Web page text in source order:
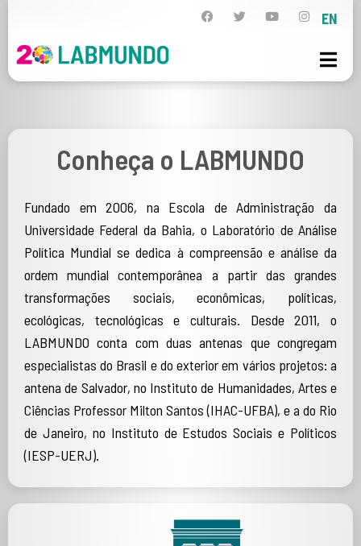
EN
Conheça o LABMUNDO
Fundado em 2006, na Escola de Administração da
Universidade Federal da Bahia, o Laboratório de Análise
Política Mundial se dedica à compreensão e análise da
ordem mundial contemporânea a partir das grandes
transformações sociais, econômicas, políticas,
ecológicas, tecnológicas e culturais. Desde 2011, o
LABMUNDO conta com duas antenas que congregam
especialistas do Brasil e do exterior em vários projetos: a
antena de Salvador, no Instituto de Humanidades, Artes e
Ciências Professor Milton Santos (IHAC-UFBA), e a do Rio
de Janeiro, no Instituto de Estudos Sociais e Políticos
(IESP-UERJ).